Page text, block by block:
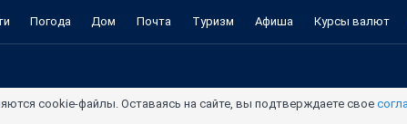
Погода Дом Почта Туризм Афиша Курсы валют
cookie-файлы. Оставаясь на сайте, вы подтверждаете свое